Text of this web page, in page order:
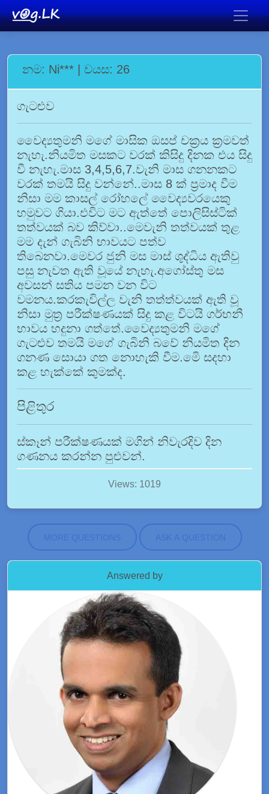
නම: Ni*** | වයස: 26
ගැටළුව
වෛද්‍යතුමනි මගේ මාසික ඔසප් චක්‍රය ක්‍රමවත්
නැහැ.නියමිත මසකට වරක් කිසිදු දිනක එය සිදු
වී නැහැ.මාස 3,4,5,6,7.වැනි මාස ගනනකට
වරක් තමයි සිදු වන්නේ..මාස 8 ක් ප්‍රමාද වීම
නිසා මම කාසල් රෝහලේ වෛද්‍යවරයෙකු
හමුවට ගියා.එවිට මට ඇත්තේ පොලිසිස්ටික්
තත්වයක් බව කිව්වා..මෙවැනි තත්වයක් තුළ
මම දැන් ගැබිනි භාවයට පත්ව
තිබෙනවා.මෙවර ජුනි මස මාස් ශුද්ධිය ඇතිවු
පසු නැවත ඇති වූයේ නැහැ.අගෝස්තු මස
අවසන් සතිය පමන වන විට
වමනය.කරකැවිල්ල වැනි තත්ත්වයක් ඇති වූ
නිසා මුත්‍ර පරීක්ෂණයක් සිදු කළ විටයි ගර්භනී
භාවය හදුනා ගත්තේ.වෛද්‍යතුමනි මගේ
ගැටළුව තමයි මගේ ගැබිනි බවේ නියමිත දින
ගනණ සොයා ගත නොහැකි වීම.මෙි සදහා
කළ හැක්කේ කුමක්ද.
පිළිතුර
ස්කෑන් පරීක්ෂණයක් මගින් නිවැරදිව දින
ගණනය කරන්න පුළුවන්.
Views: 1019
MORE QUESTIONS ASK A QUESTION
Answered by